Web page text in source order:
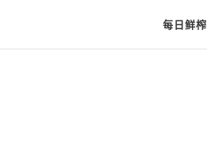
每日鲜榨